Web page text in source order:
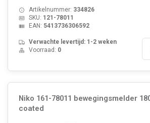
Artikelnummer: 334826
SKU: 121-78011
EAN: 5413736306592
Verwachte levertijd: 1-2 weken
Voorraad: 0
Niko 161-78011 bewegingsmelder
coated